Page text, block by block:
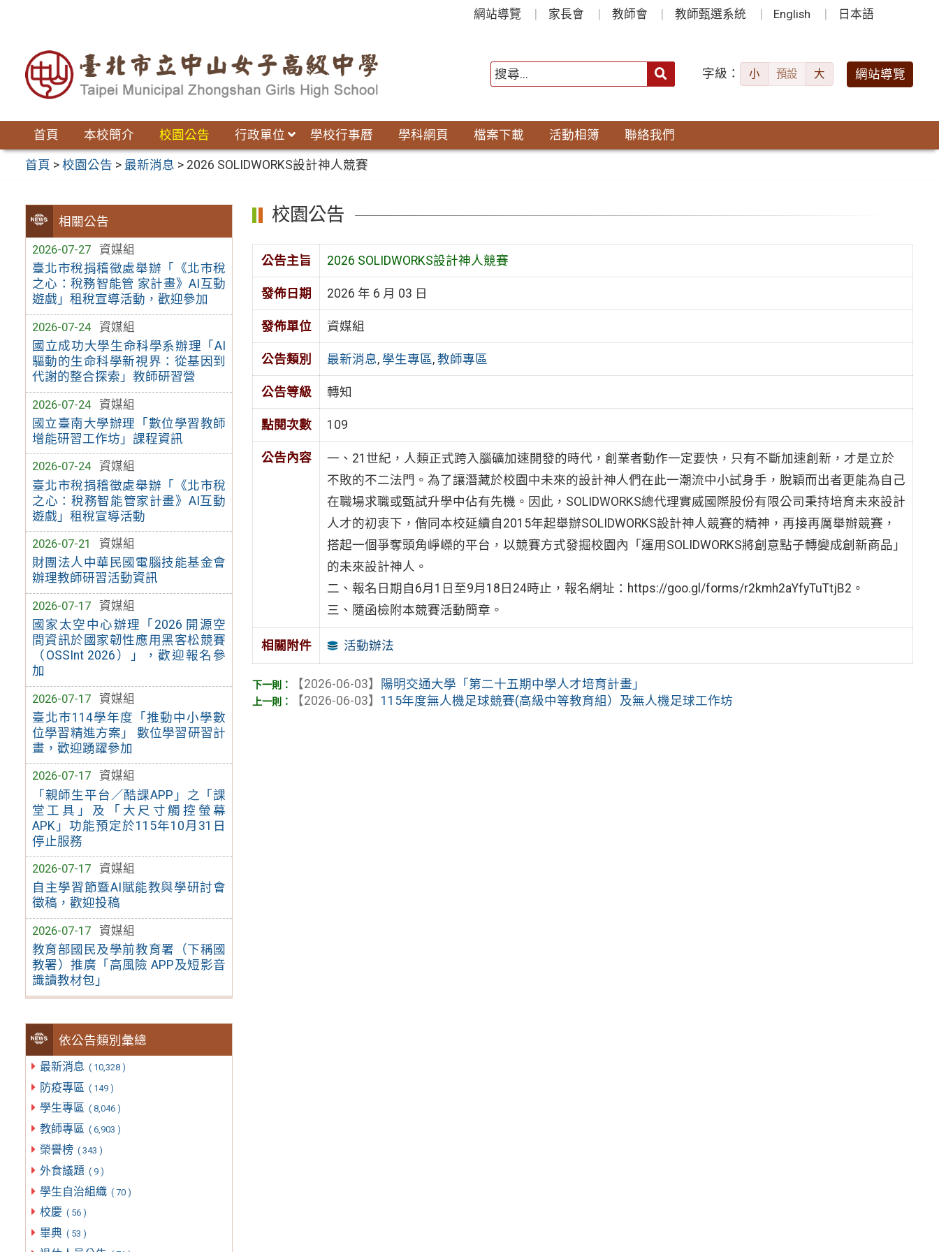
網站導覽 家長會 教師會 教師甄選系統 English 日本語
字級： 小 預設 大 網站導覽
首頁 本校簡介 校園公告 行政單位 學校行事曆 學科網頁 檔案下載 活動相簿 聯絡我們
首頁 >校園公告 > 最新消息 > 2026 SOLIDWORKS設計神人競賽
相關公告
2026-07-27
資媒組
臺北市稅捐稽徵處舉辦「《北市稅
之心：稅務智能管 家計畫》AI互動
遊戲」租稅宣導活動，歡迎參加
2026-07-24
資媒組
國立成功大學生命科學系辦理「AI
驅動的生命科學新視界：從基因到
代謝的整合探索」教師研習營
2026-07-24
資媒組
國立臺南大學辦理「數位學習教師
增能研習工作坊」課程資訊
2026-07-24
資媒組
臺北市稅捐稽徵處舉辦「《北市稅
之心：稅務智能管家計畫》AI互動
遊戲」租稅宣導活動
2026-07-21
資媒組
財團法人中華民國電腦技能基金會
辦理教師研習活動資訊
2026-07-17
資媒組
國家太空中心辦理「2026 開源空
間資訊於國家韌性應用黑客松競賽
（OSSInt 2026）」，歡迎報名參
加
2026-07-17
資媒組
臺北市114學年度「推動中小學數
位學習精進方案」 數位學習研習計
畫，歡迎踴躍參加
2026-07-17
資媒組
「親師生平台／酷課APP」之「課
堂工具」及「大尺寸觸控螢幕
APK」功能預定於115年10月31日
停止服務
2026-07-17
資媒組
自主學習節暨AI賦能教與學研討會
徵稿，歡迎投稿
2026-07-17
資媒組
教育部國民及學前教育署（下稱國
教署）推廣「高風險 APP及短影音
識讀教材包」
依公告類別彙總
最新消息 ( 10,328 )
防疫專區 ( 149 )
學生專區 ( 8,046 )
教師專區 ( 6,903 )
榮譽榜 ( 343 )
外食議題 ( 9 )
學生自治組織 ( 70 )
校慶 ( 56 )
畢典 ( 53 )
校園公告
公告主旨 2026 SOLIDWORKS設計神人競賽
發佈日期 2026 年 6 月 03 日
發佈單位 資媒組
公告類別 最新消息, 學生專區, 教師專區
公告等級 轉知
點閱次數 109
公告內容
一、21世紀，人類正式跨入腦礦加速開發的時代，創業者動作一定要快，只有不斷加速創新，才是立於
不敗的不二法門。為了讓潛藏於校園中未來的設計神人們在此一潮流中小試身手，脫穎而出者更能為自己
在職場求職或甄試升學中佔有先機。因此，SOLIDWORKS總代理實威國際股份有限公司秉持培育未來設計
人才的初衷下，偕同本校延續自2015年起舉辦SOLIDWORKS設計神人競賽的精神，再接再厲舉辦競賽，
搭起一個爭奪頭角崢嶸的平台，以競賽方式發掘校園內「運用SOLIDWORKS將創意點子轉變成創新商品」
的未來設計神人。
二、報名日期自6月1日至9月18日24時止，報名網址：https://goo.gl/forms/r2kmh2aYfyTuTtjB2。
三、隨函檢附本競賽活動簡章。
相關附件 活動辦法
【2026-06-03】
陽明交通大學「第二十五期中學人才培育計畫」
【2026-06-03】 115年度無人機足球競賽(高級中等教育組）及無人機足球工作坊